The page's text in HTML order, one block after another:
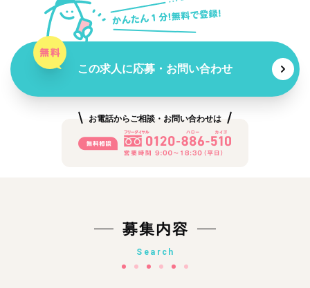
この求人に応募・お問い合わせ
お電話からご相談・お問い合わせは
募集内容
Search